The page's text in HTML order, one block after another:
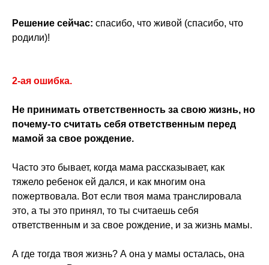
Решение сейчас: спасибо, что живой (спасибо, что
родили)!
2-ая ошибка.
Не принимать ответственность за свою жизнь, но
почему-то считать себя ответственным перед
мамой за свое рождение.
Часто это бывает, когда мама рассказывает, как
тяжело ребенок ей дался, и как многим она
пожертвовала. Вот если твоя мама транслировала
это, а ты это принял, то ты считаешь себя
ответственным и за свое рождение, и за жизнь мамы.
А где тогда твоя жизнь? А она у мамы осталась, она